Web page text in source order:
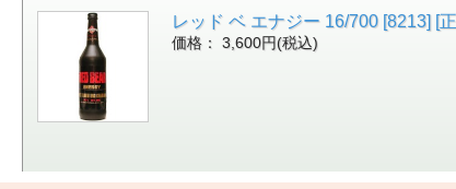
レッド ベ エナジー 16/700 [8213] [
価格： 3,600円(税込)